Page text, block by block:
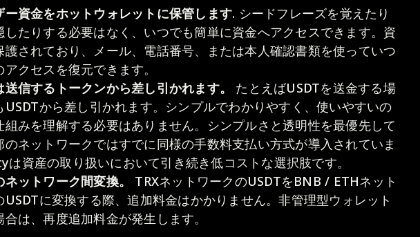
ー資金をホットウォレットに保管します. シードフレーズを覚えたり
したりする必要はなく、いつでも簡単に資金へアクセスできます。資
護されており、メール、電話番号、または本人確認書類を使っていつ
クセスを復元できます。
信するトークンから差し引かれます。
たとえばUSDTを送金する場
USDTから差し引かれます。シンプルでわかりやすく、使いやすいの
組みを理解する必要はありません。シンプルさと透明性を最優先して
のネットワークではすでに同様の手数料支払い方式が導入されていま
資産の取り扱いにおいて引き続き低コストな選択肢です。
ットワーク間変換。
TRXネットワークのUSDTをBNB / ETHネット
USDTに変換する際、追加料金はかかりません。非管理型ウォレット
は、再度追加料金が発生します。